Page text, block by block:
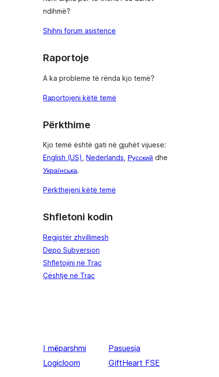
ndihmë?
Shihni forum asistence
Raportoje
A ka probleme të rënda kjo temë?
Raportojeni këtë temë
Përkthime
Kjo temë është gati në gjuhët vijuese:
English (US), Nederlands, Русский dhe
Українська.
Përkthejeni këtë temë
Shfletoni kodin
Regjistër zhvillimesh
Depo Subversion
Shfletojini në Trac
Çështje në Trac
I mëparshmi
Logicloom
Pasuesja
GiftHeart FSE